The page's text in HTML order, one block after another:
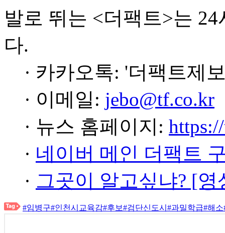
발로 뛰는 <더팩트>는
다.
· 카카오톡: '더팩트제
· 이메일: jebo@tf.co.kr
· 뉴스 홈페이지:
· 네이버 메인 더팩트
· 그곳이 알고싶냐? [
#임병구#인천시교육감#후보#검단신도시 #과밀학급#해소